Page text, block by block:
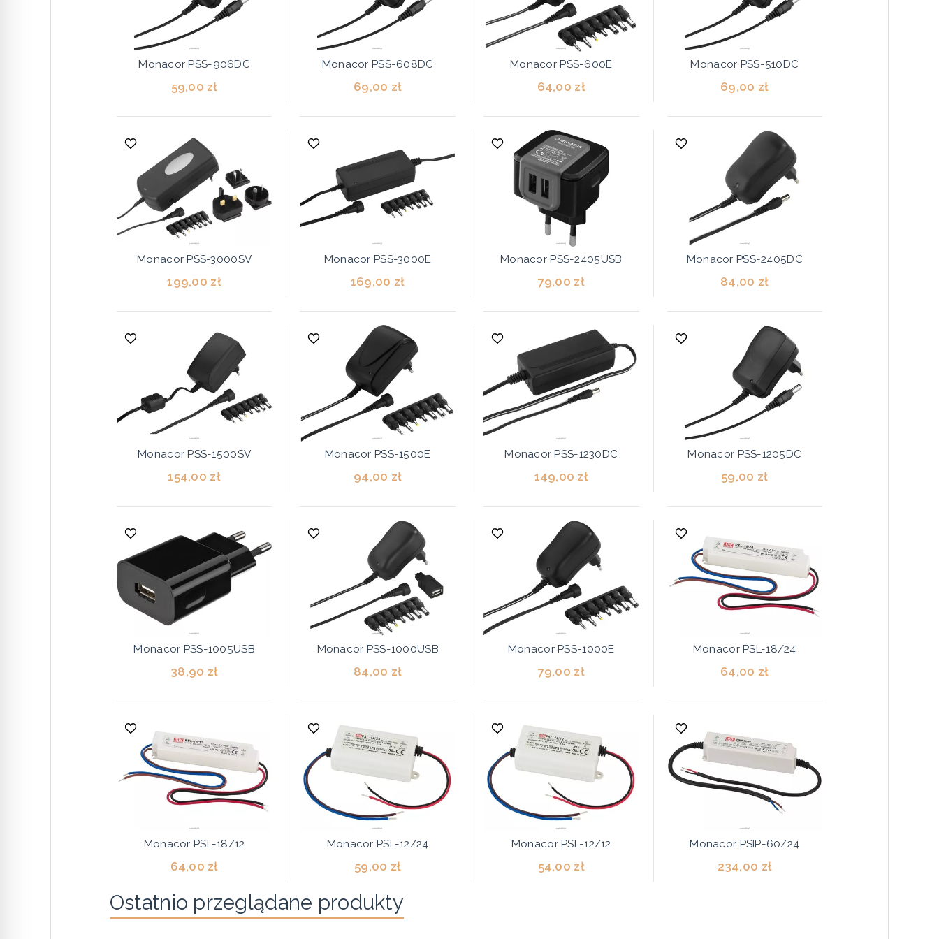
Monacor PSS-906DC
59,00 zł
Monacor PSS-608DC
69,00 zł
Monacor PSS-600E
64,00 zł
Monacor PSS-510DC
69,00 zł
Monacor PSS-3000SV
199,00 zł
Monacor PSS-3000E
169,00 zł
Monacor PSS-2405USB
79,00 zł
Monacor PSS-2405DC
84,00 zł
Monacor PSS-1500SV
154,00 zł
Monacor PSS-1500E
94,00 zł
Monacor PSS-1230DC
149,00 zł
Monacor PSS-1205DC
59,00 zł
Monacor PSS-1005USB
38,90 zł
Monacor PSS-1000USB
84,00 zł
Monacor PSS-1000E
79,00 zł
Monacor PSL-18/24
64,00 zł
Monacor PSL-18/12
64,00 zł
Monacor PSL-12/24
59,00 zł
Monacor PSL-12/12
54,00 zł
Monacor PSIP-60/24
234,00 zł
Ostatnio przeglądane produkty